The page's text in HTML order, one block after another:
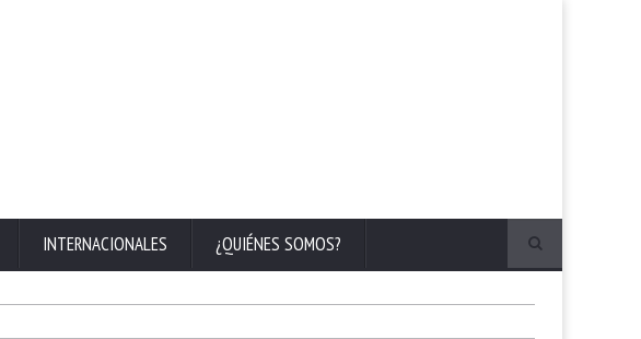
INTERNACIONALES ¿QUIÉNES SOMOS?